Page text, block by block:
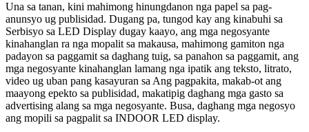
Una sa tanan, kini mahimong hinungdanon nga papel sa pag-
anunsyo ug publisidad. Dugang pa, tungod kay ang kinabuhi sa
Serbisyo sa LED Display dugay kaayo, ang mga negosyante
kinahanglan ra nga mopalit sa makausa, mahimong gamiton nga
padayon sa paggamit sa daghang tuig, sa panahon sa paggamit, ang
mga negosyante kinahanglan lamang nga ipatik ang teksto, litrato,
video ug uban pang kasayuran sa Ang pagpakita, makab-ot ang
maayong epekto sa publisidad, makatipig daghang mga gasto sa
advertising alang sa mga negosyante. Busa, daghang mga negosyo
ang mopili sa pagpalit sa INDOOR LED display.